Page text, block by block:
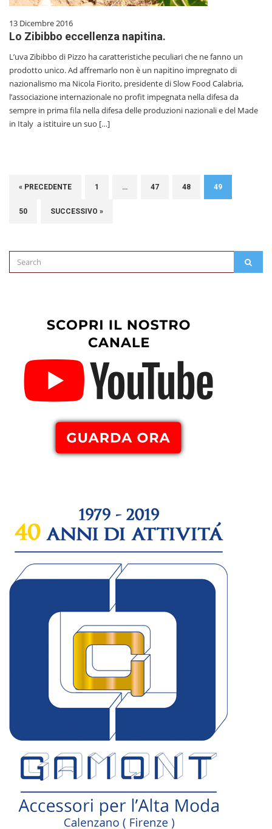
13 Dicembre 2016
Lo Zibibbo eccellenza napitina.
L’uva Zibibbo di Pizzo ha caratteristiche peculiari che ne fanno un
prodotto unico. Ad affremarlo non è un napitino impregnato di
nazionalismo ma Nicola Fiorito, presidente di Slow Food Calabria,
l’associazione internazionale no profit impegnata nella difesa da
sempre in prima fila nella difesa delle produzioni nazionali e del Made
in Italy a istituire un suo […]
« PRECEDENTE 1 … 47 48 49
50 SUCCESSIVO »
Search
for: